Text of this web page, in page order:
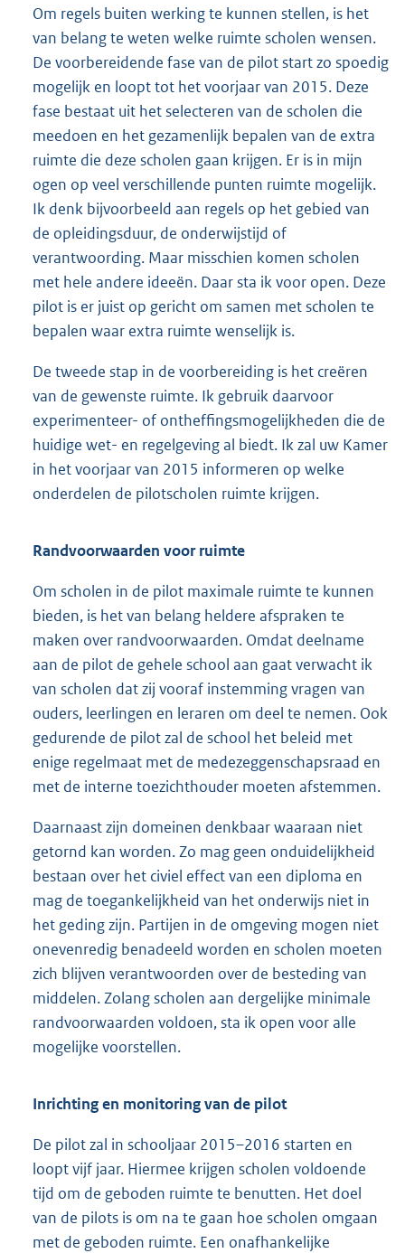
Om regels buiten werking te kunnen stellen, is het
van belang te weten welke ruimte scholen wensen.
De voorbereidende fase van de pilot start zo spoedig
mogelijk en loopt tot het voorjaar van 2015. Deze
fase bestaat uit het selecteren van de scholen die
meedoen en het gezamenlijk bepalen van de extra
ruimte die deze scholen gaan krijgen. Er is in mijn
ogen op veel verschillende punten ruimte mogelijk.
Ik denk bijvoorbeeld aan regels op het gebied van
de opleidingsduur, de onderwijstijd of
verantwoording. Maar misschien komen scholen
met hele andere ideeën. Daar sta ik voor open. Deze
pilot is er juist op gericht om samen met scholen te
bepalen waar extra ruimte wenselijk is.
De tweede stap in de voorbereiding is het creëren
van de gewenste ruimte. Ik gebruik daarvoor
experimenteer- of ontheffingsmogelijkheden die de
huidige wet- en regelgeving al biedt. Ik zal uw Kamer
in het voorjaar van 2015 informeren op welke
onderdelen de pilotscholen ruimte krijgen.
Randvoorwaarden voor ruimte
Om scholen in de pilot maximale ruimte te kunnen
bieden, is het van belang heldere afspraken te
maken over randvoorwaarden. Omdat deelname
aan de pilot de gehele school aan gaat verwacht ik
van scholen dat zij vooraf instemming vragen van
ouders, leerlingen en leraren om deel te nemen. Ook
gedurende de pilot zal de school het beleid met
enige regelmaat met de medezeggenschapsraad en
met de interne toezichthouder moeten afstemmen.
Daarnaast zijn domeinen denkbaar waaraan niet
getornd kan worden. Zo mag geen onduidelijkheid
bestaan over het civiel effect van een diploma en
mag de toegankelijkheid van het onderwijs niet in
het geding zijn. Partijen in de omgeving mogen niet
onevenredig benadeeld worden en scholen moeten
zich blijven verantwoorden over de besteding van
middelen. Zolang scholen aan dergelijke minimale
randvoorwaarden voldoen, sta ik open voor alle
mogelijke voorstellen.
Inrichting en monitoring van de pilot
De pilot zal in schooljaar 2015–2016 starten en
loopt vijf jaar. Hiermee krijgen scholen voldoende
tijd om de geboden ruimte te benutten. Het doel
van de pilots is om na te gaan hoe scholen omgaan
met de geboden ruimte. Een onafhankelijke